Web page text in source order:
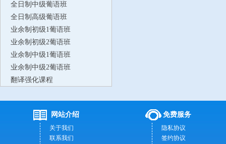
全日制中级葡语班
全日制高级葡语班
业余制初级1葡语班
业余制初级2葡语班
业余制中级1葡语班
业余制中级2葡语班
翻译强化课程
网站介绍
关于我们
联系我们
免费服务
隐私协议
签约协议